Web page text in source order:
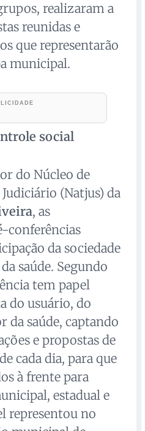
realizaram a
reunidas e
que representarão
municipal.
social
do Núcleo de
(Natjus) da
, as
conferências
da sociedade
saúde. Segundo
tem papel
do usuário, do
da saúde, captando
e propostas de
cada dia, para que
à frente para
estadual e
representou no